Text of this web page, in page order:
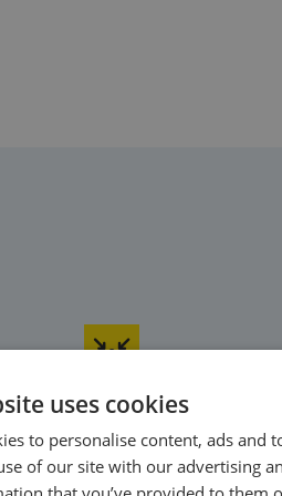
opstelling
uses cookies
to personalise content, ads
of our site with our advertising